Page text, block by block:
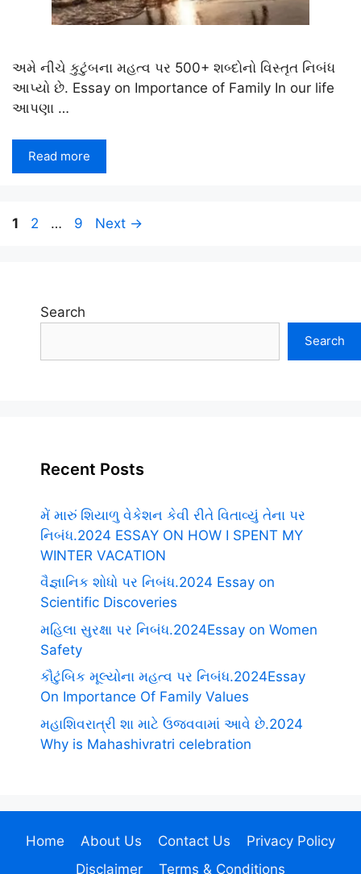
અમે નીચે કુટુંબના મહત્વ પર 500+ શબ્દોનો વિસ્તૃત નિબંધ
આપ્યો છે. Essay on Importance of Family In our life
આપણા …
Read more
Page
1 Page
2 … Page
9 Next →
Search
Search
Recent Posts
મેં મારું શિયાળુ વેકેશન કેવી રીતે વિતાવ્યું તેના પર
નિબંધ.2024 ESSAY ON HOW I SPENT MY
WINTER VACATION
વૈજ્ઞાનિક શોધો પર નિબંધ.2024 Essay on
Scientific Discoveries
મહિલા સુરક્ષા પર નિબંધ.2024Essay on Women
Safety
કૌટુંબિક મૂલ્યોના મહત્વ પર નિબંધ.2024Essay
On Importance Of Family Values
મહાશિવરાત્રી શા માટે ઉજવવામાં આવે છે.2024
Why is Mahashivratri celebration
Home About Us Contact Us
Privacy Policy
Disclaimer
Terms & Conditions